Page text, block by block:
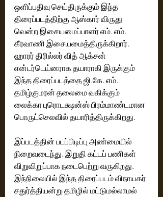
ஒளிப்பதிவு செய்திருக்கும் இந்த
திரைப்படத்திற்கு ஆஸ்கார் விருது
வென்ற இசையமைப்பாளர் எம். எம்.
கீரவாணி இசையமைத்திருக்கிறார்.
ஹாரர் திரில்லர் வித் ஆக்சன்
என்டர்டெய்னராக தயாராகி இருக்கும்
இந்த திரைப்படத்தை ஜி.கே. எம்.
தமிழ்குமரன் தலைமை வகிக்கும்
லைக்கா புரொடக்ஷன்ஸ் பிரம்மாண்டமான
பொருட்செலவில் தயாரித்திருக்கிறது.
இப்படத்தின் படப்பிடிப்பு அண்மையில்
நிறைவடைந்து, இறுதி கட்டப் பணிகள்
விறுவிறுப்பாக நடைபெற்று வருகிறது.
இந்நிலையில் இந்த திரைப்படம் விநாயகர்
சதுர்த்தியன்று‌ தமிழில் மட்டுமல்லாமல்